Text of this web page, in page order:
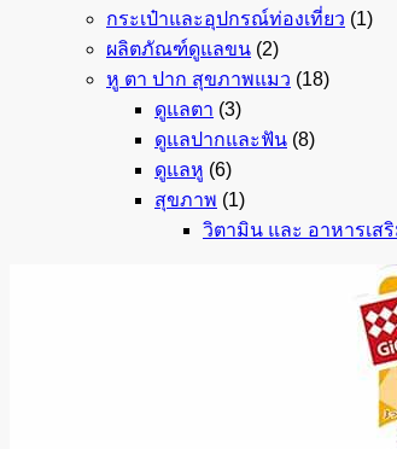
กระเป๋าและอุปกรณ์ท่องเที่ยว (1)
ผลิตภัณฑ์ดูแลขน (2)
หู ตา ปาก สุขภาพแมว (18)
ดูแลตา (3)
ดูแลปากและฟัน (8)
ดูแลหู (6)
สุขภาพ (1)
วิตามิน และ อาหารเส